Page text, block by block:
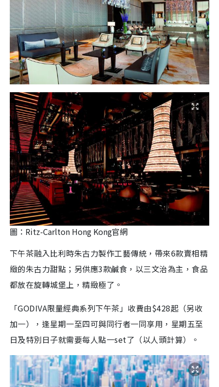
圖：Ritz-Carlton Hong Kong官網
下午茶融入比利時朱古力製作工藝傳統，帶來6款賣相精
緻的朱古力甜點；另供應3款鹹食，以三文治為主，食品
都放在旋轉城堡上，精緻極了。
「GODIVA限量經典系列下午茶」收費由$428起（另收
加一），逢星期一至四可與同行者一同享用，星期五至
日及特別日子就需要每人點一set了（以人頭計算）。